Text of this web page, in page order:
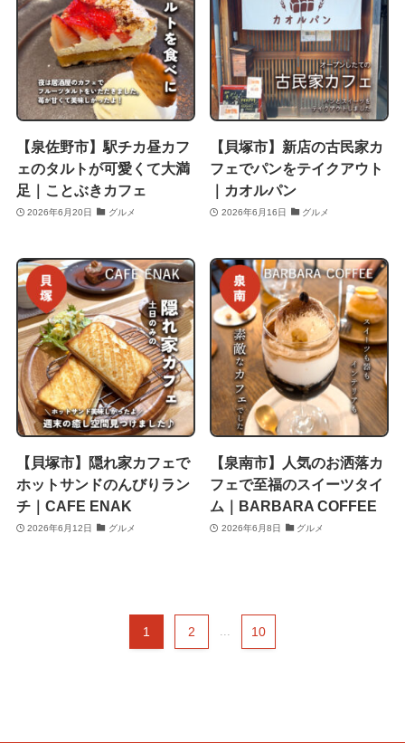
【泉佐野市】駅チカ昼カフ
ェのタルトが可愛くて大満
足｜ことぶきカフェ
2026年6月20日 グルメ
【貝塚市】新店の古民家カ
フェでパンをテイクアウト
｜カオルパン
2026年6月16日 グルメ
【貝塚市】隠れ家カフェで
ホットサンドのんびりラン
チ｜CAFE ENAK
2026年6月12日 グルメ
【泉南市】人気のお洒落カ
フェで至福のスイーツタイ
ム｜BARBARA COFFEE
2026年6月8日 グルメ
1 2 10